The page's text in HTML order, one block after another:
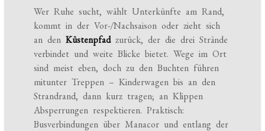
Wer Ruhe sucht, wählt Unterkünfte am Rand,
kommt in der Vor-/Nachsaison oder zieht sich
an denKüstenpfadzurück, der die drei Strände
verbindet und weite Blicke bietet. Wege im Ort
sind meist eben, doch zu den Buchten führen
mitunter Treppen – Kinderwagen bis an den
Strandrand, dann kurz tragen; an Klippen
Absperrungen respektieren. Praktisch:
Busverbindungen über Manacor und entlang der